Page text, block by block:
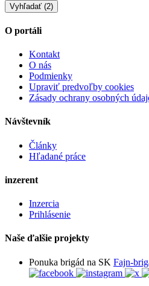
O portáli
Kontakt
O nás
Podmienky
Upraviť predvoľby cookies
Zásady ochrany osobných
Návštevník
Články
Hľadané práce
inzerent
Inzercia
Prihlásenie
Naše ďalšie projekty
Ponuka brigád na SK Fajn-